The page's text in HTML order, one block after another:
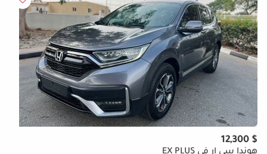
$ 12,300